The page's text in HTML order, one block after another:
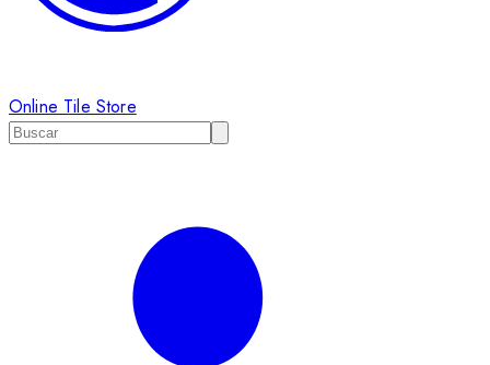
Online Tile Store